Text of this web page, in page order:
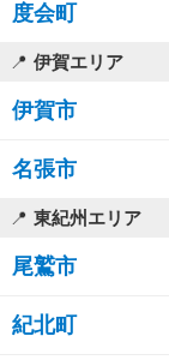
度会町
伊賀エリア
伊賀市
名張市
東紀州エリア
尾鷲市
紀北町